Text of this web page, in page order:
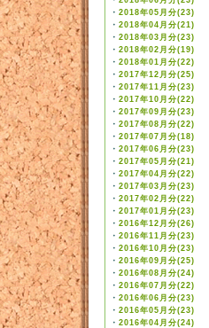
・ 2018年05月分(23)
・ 2018年04月分(21)
・ 2018年03月分(23)
・ 2018年02月分(19)
・ 2018年01月分(22)
・ 2017年12月分(25)
・ 2017年11月分(23)
・ 2017年10月分(22)
・ 2017年09月分(23)
・ 2017年08月分(22)
・ 2017年07月分(18)
・ 2017年06月分(23)
・ 2017年05月分(21)
・ 2017年04月分(22)
・ 2017年03月分(23)
・ 2017年02月分(22)
・ 2017年01月分(23)
・ 2016年12月分(26)
・ 2016年11月分(23)
・ 2016年10月分(23)
・ 2016年09月分(25)
・ 2016年08月分(24)
・ 2016年07月分(22)
・ 2016年06月分(23)
・ 2016年05月分(23)
・ 2016年04月分(24)